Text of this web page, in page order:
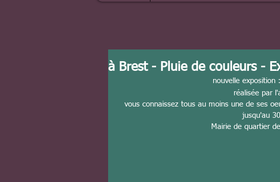
à Brest - Pluie de couleurs -
nouvelle exposition
réalisée par
vous connaissez tous au moins une de ses
jusqu'au
Mairie de quartier